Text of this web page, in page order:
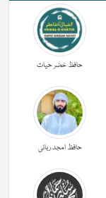
حافظ خضر حیات
حافظ امجد ربانی